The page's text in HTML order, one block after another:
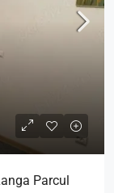
Parcul